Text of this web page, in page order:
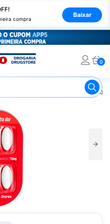
compra
Baixar
0
Remédio